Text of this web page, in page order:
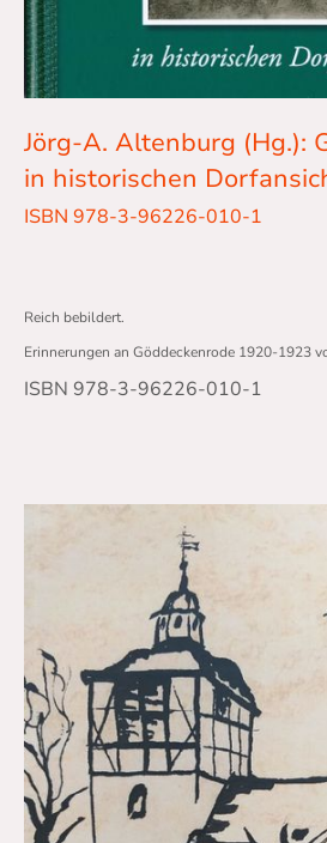
Jörg-A. Altenburg (Hg.):
in historischen
ISBN 978-3-96226-010-1
Reich bebildert.
Erinnerungen an Göddeckenrode 1920-1923
ISBN 978-3-96226-010-1